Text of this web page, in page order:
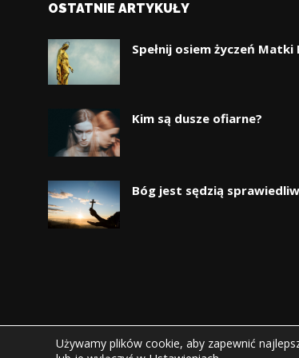
OSTATNIE ARTYKUŁY
Spełnij osiem życzeń Matki
Kim są dusze ofiarne?
Bóg jest sędzią
© CopyrightGórnicki Invest sp. z o.o.
Używamy plików cookie, aby zapewnić